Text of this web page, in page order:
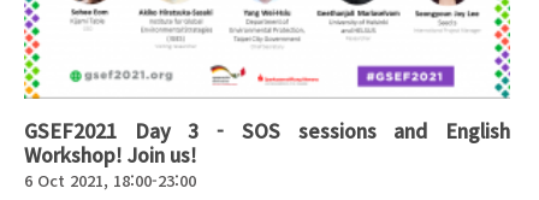
GSEF2021 Day 3 - SOS sessions and English
Workshop! Join us!
6 Oct 2021, 18:00-23:00